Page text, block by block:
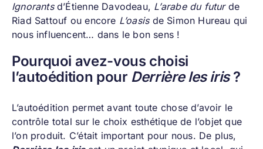
Ignorantsd’Étienne Davodeau, L’arabe du futur de
Riad Sattouf ou encore L’oasisde Simon Hureau qui
nous influencent… dans le bon sens !
Pourquoi avez-vous choisi
l’autoédition pour Derrière les iris?
L’autoédition permet avant toute chose d’avoir le
contrôle total sur le choix esthétique de l’objet que
l’on produit. C’était important pour nous. De plus,